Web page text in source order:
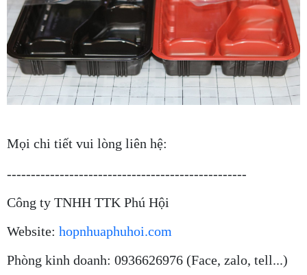
Mọi chi tiết vui lòng liên hệ:
--------------------------------------------------
Công ty TNHH TTK Phú Hội
Website: hopnhuaphuhoi.com
Phòng kinh doanh: 0936626976 (Face, zalo, tell...)